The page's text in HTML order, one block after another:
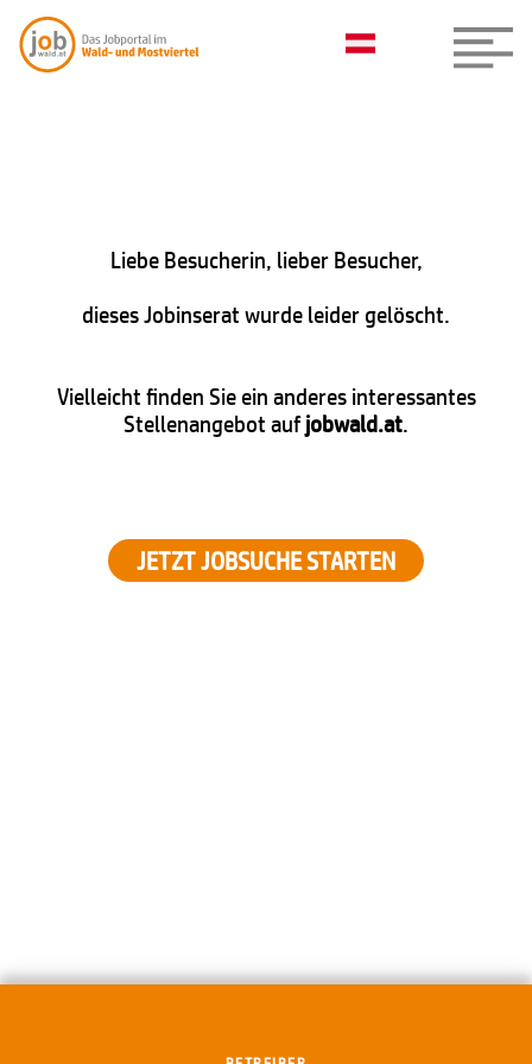
Liebe Besucherin, lieber Besucher,
dieses Jobinserat wurde leider gelöscht.
Vielleicht finden Sie ein anderes interessantes
Stellenangebot aufjobwald.at.
JETZT JOBSUCHE STARTEN